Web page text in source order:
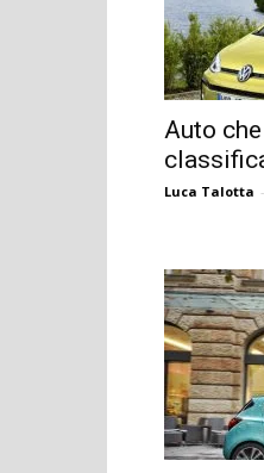
Auto
Luca Talotta -